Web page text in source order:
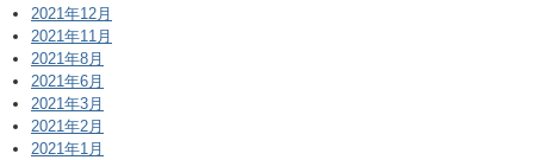
2021年12月
2021年11月
2021年8月
2021年6月
2021年3月
2021年2月
2021年1月